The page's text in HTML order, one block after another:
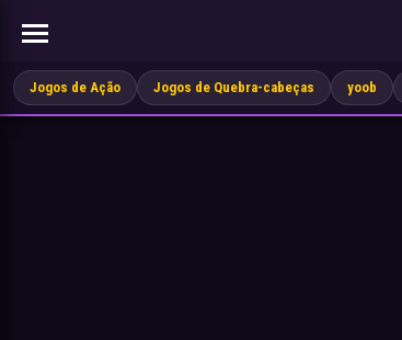
Jogos de Ação Jogos de Quebra-cabeças yoob